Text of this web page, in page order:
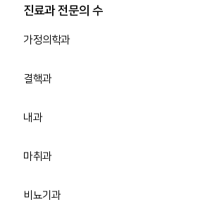
진료과 전문의 수
가정의학과
결핵과
내과
마취과
비뇨기과